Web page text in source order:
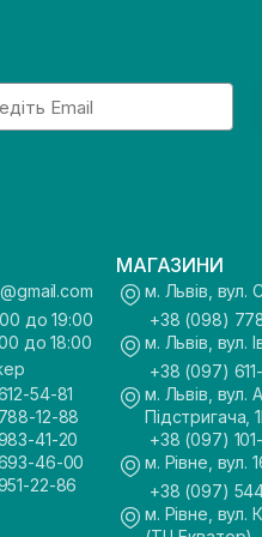
до 19:00
до 18:00
54-81
12-88
41-20
46-00
22-86
МАГАЗИНИ
м. Львів, вул.
+38 (098)
м. Львів, вул.
+38 (097)
м. Львів, вул.
Підстригача,
+38 (097)
м. Рівне, вул.
+38 (097)
м. Рівне, вул.